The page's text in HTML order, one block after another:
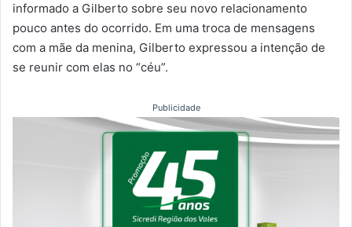
informado a Gilberto sobre seu novo relacionamento
pouco antes do ocorrido. Em uma troca de mensagens
com a mãe da menina, Gilberto expressou a intenção de
se reunir com elas no “céu”.
Publicidade